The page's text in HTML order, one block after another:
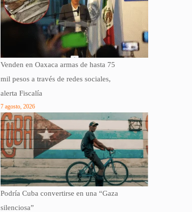
Venden en Oaxaca armas de hasta 75
mil pesos a través de redes sociales,
alerta Fiscalía
7 agosto, 2026
Podría Cuba convertirse en una “Gaza
silenciosa”